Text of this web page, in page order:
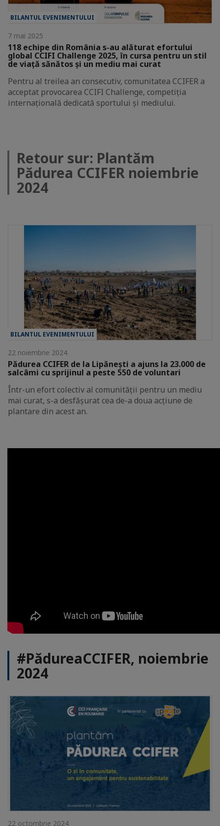
BILANTUL EVENIMENTULUI
7 mai 2025
118 echipe din România s-au alăturat efortului
global CCIFI Challenge 2025, în cursa pentru un stil
de viață sănătos și un mediu mai curat
Pentru al treilea an consecutiv, comunitatea CCIFER a
acceptat provocarea CCIFI Challenge, competiția
internațională dedicată sportului și mediului.
Retour sur: Plantăm
Pădurea CCIFER noiembrie
2024
BILANTUL EVENIMENTULUI
22 noiembrie 2024
Pădurea CCIFER de la Lipănești a ajuns la 23.000 de
salcâmi cu sprijinul a peste 550 de voluntari
Într-un efort colectiv al comunității pentru un mediu
mai curat, s-a desfășurat cea de-a doua acțiune de
plantare din acest an.
#PădureaCCIFER, noiembrie
2024
22 octombrie 2024